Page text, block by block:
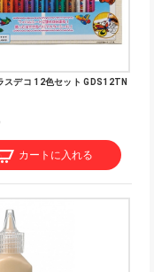
スデコ 12色セット GDS12TN
カートに入れる